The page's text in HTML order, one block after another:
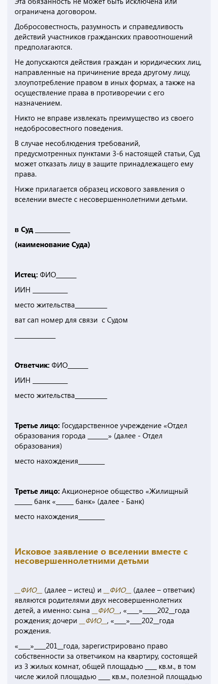
ограничена договором.
Добросовестность, разумность и справедливость
действий участников гражданских правоотношений
предполагаются.
Не допускаются действия граждан и юридических лиц,
направленные на причинение вреда другому лицу,
злоупотребление правом в иных формах, а также на
осуществление права в противоречии с его
назначением.
Никто не вправе извлекать преимущество из своего
недобросовестного поведения.
В случае несоблюдения требований,
предусмотренных пунктами 3-6 настоящей статьи, Суд
может отказать лицу в защите принадлежащего ему
права.
Ниже прилагается образец искового заявления о
вселении вместе с несовершеннолетними детьми.
в Суд ____________
(наименование Суда)
Истец: ФИО_______
ИИН ____________
место жительства___________
ват сап номер для связи с Судом
Ответчик: ФИО_______
ИИН ____________
место жительства___________
Третье лицо: Государственное учреждение «Отдел
образования города _______» (далее - Отдел
образования)
место нахождения_________
Третье лицо: Акционерное общество «Жилищный
______ банк «______ банк» (далее - Банк)
место нахождения_________
Исковое заявление о вселении вместе с
несовершеннолетними детьми
__ФИО__ (далее – истец) и __ФИО__
(далее – ответчик)
являются родителями двух несовершеннолетних
детей, а именно: сына
__ФИО__ , «____»_____202__года
рождения; дочери
__ФИО__ , «____»____202__года
рождения.
«____»____201__года, зарегистрировано право
собственности за ответчиком на квартиру, состоящей
из 3 жилых комнат, общей площадью ____ кв.м., в том
числе жилой площадью ____ кв.м., полезной площадью